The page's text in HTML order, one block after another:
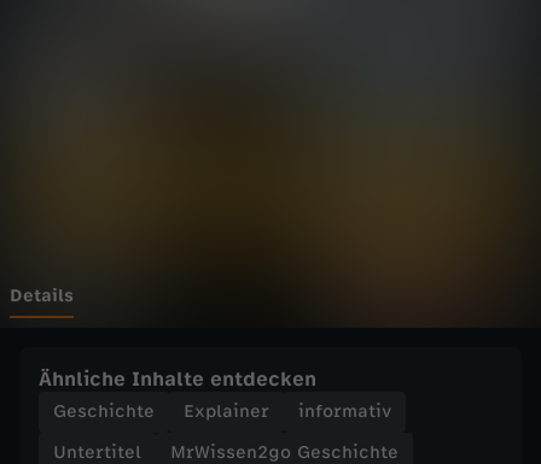
e
c
Details
Ähnliche Inhalte entdecken
Geschichte Explainer
informativ
Untertitel
MrWissen2go Geschichte